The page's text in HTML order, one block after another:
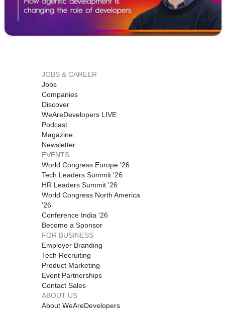
experience offers a clear view of where development is
heading.
https://lnkd.in/euhTJy7X
JOBS & CAREER
Jobs
Companies
Discover
WeAreDevelopers LIVE
Podcast
Magazine
Newsletter
EVENTS
World Congress Europe '26
Tech Leaders Summit '26
HR Leaders Summit '26
World Congress North America
'26
Conference India '26
Become a Sponsor
FOR BUSINESS
Employer Branding
Tech Recruiting
Product Marketing
Event Partnerships
Contact Sales
ABOUT US
About WeAreDevelopers